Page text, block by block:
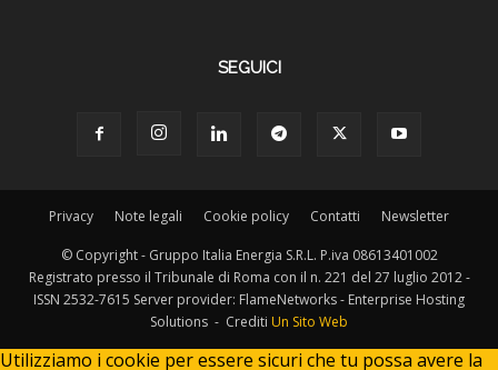
SEGUICI
Privacy Note legali Cookie policy Contatti Newsletter
© Copyright - Gruppo Italia Energia S.R.L. P.iva 08613401002
Registrato presso il Tribunale di Roma con il n. 221 del 27 luglio 2012 -
ISSN 2532-7615 Server provider: FlameNetworks - Enterprise Hosting
Solutions - Crediti Un Sito Web
Utilizziamo i cookie per essere sicuri che tu possa avere la